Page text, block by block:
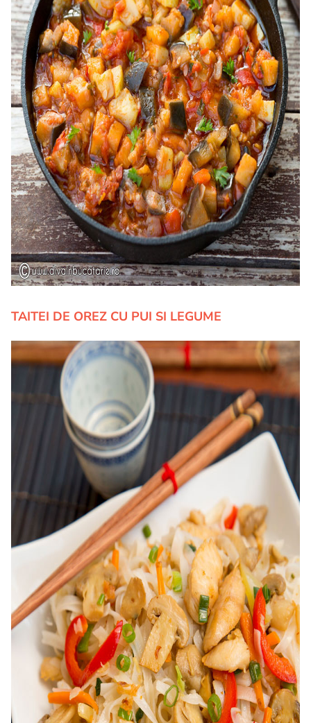
TAITEI DE OREZ CU PUI SI LEGUME